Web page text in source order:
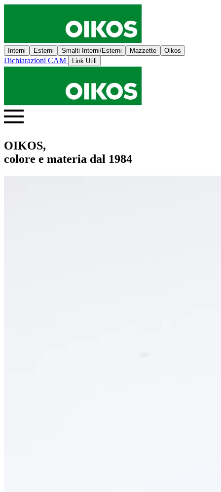
Interni Esterni Smalti Interni/Esterni Mazzette Oikos
Dichiarazioni CAM Link Utili
OIKOS,
colore e materia dal 1984